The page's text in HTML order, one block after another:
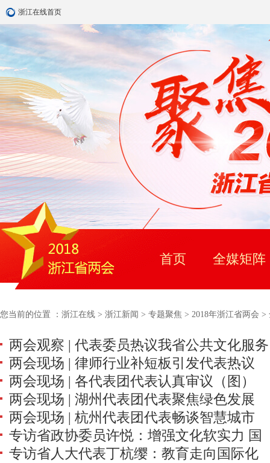
浙江在线首页
首页 全媒矩阵
您当前的位置 ： 浙江在线 > 浙江新闻 > 专题聚焦 > 2018年浙江省两会 >
两会观察 | 代表委员热议我省公共文化服务
体系建设
两会现场 | 律师行业补短板引发代表热议
壮规模，法律利剑护航经济
两会现场 | 各代表团代表认真审议（图）
两会现场 | 湖州代表团代表聚焦绿色发展
这抹绿，“美丽心声”说不完
两会现场 | 杭州代表团代表畅谈智慧城市
大数据，让城市“耳聪目明”
专访省政协委员许悦：增强文化软实力 国
有书店要发力
专访省人大代表丁杭缨：教育走向国际化